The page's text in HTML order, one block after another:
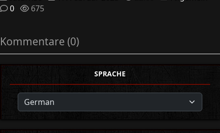
0
675
Kommentare (0)
SPRACHE